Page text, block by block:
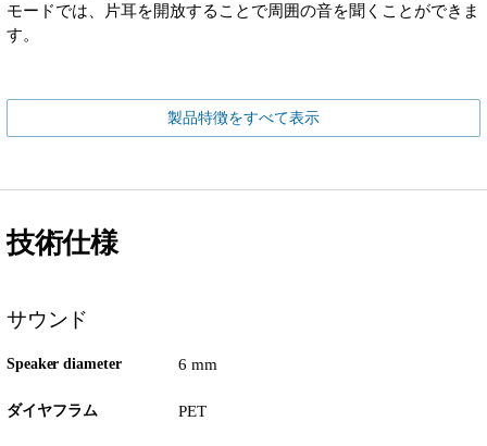
モードでは、片耳を開放することで周囲の音を聞くことができま
す。
製品特徴をすべて表示
技術仕様
サウンド
Speaker diameter 6 mm
ダイヤフラム PET